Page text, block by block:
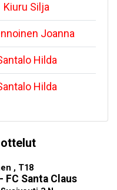
Kiuru Silja
Joanna
Hilda
Hilda
, T18
FC Santa Claus